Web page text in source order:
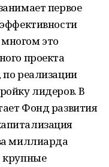
первое
это
проекта
по реализации
лидеров. В
Фонд развития
миллиарда
крупные